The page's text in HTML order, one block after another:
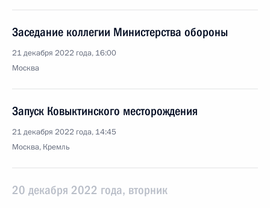
Заседание коллегии Министерства обороны
21 декабря 2022 года, 16:00
Москва
Запуск Ковыктинского месторождения
21 декабря 2022 года, 14:45
Москва, Кремль
20 декабря 2022 года, вторник